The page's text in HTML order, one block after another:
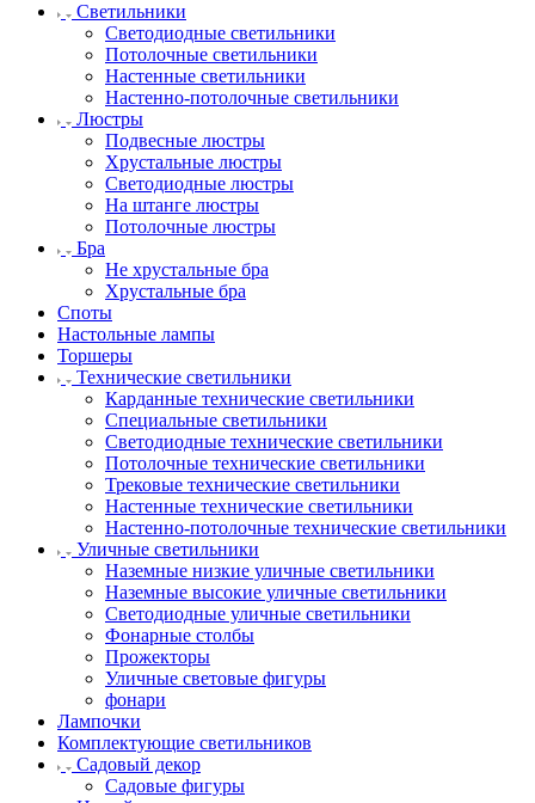
Светильники
Светодиодные светильники
Потолочные светильники
Настенные светильники
Настенно-потолочные светильники
Люстры
Подвесные люстры
Хрустальные люстры
Светодиодные люстры
На штанге люстры
Потолочные люстры
Бра
Не хрустальные бра
Хрустальные бра
Споты
Настольные лампы
Торшеры
Технические светильники
Карданные технические светильники
Специальные светильники
Светодиодные технические светильники
Потолочные технические светильники
Трековые технические светильники
Настенные технические светильники
Настенно-потолочные технические светильники
Уличные светильники
Наземные низкие уличные светильники
Наземные высокие уличные светильники
Светодиодные уличные светильники
Фонарные столбы
Прожекторы
Уличные световые фигуры
фонари
Лампочки
Комплектующие светильников
Садовый декор
Садовые фигуры